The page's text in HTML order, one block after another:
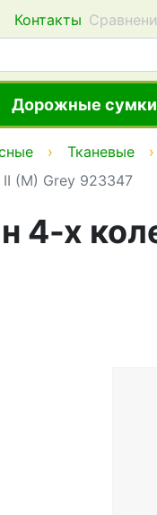
Контакты
Дорожные сумки
Тканевые
(M) Grey 923347
4-х